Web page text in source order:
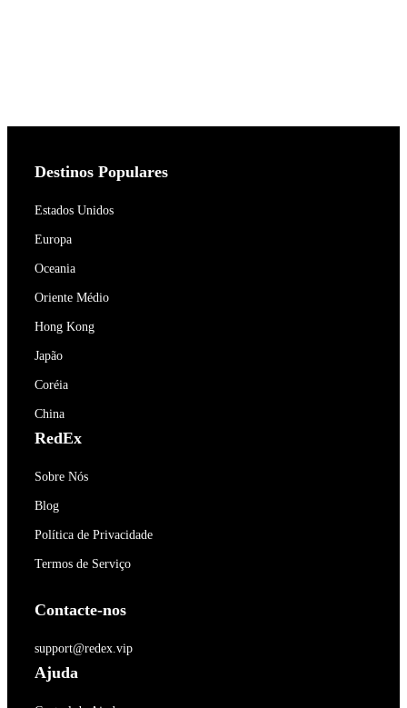
Destinos Populares
Estados Unidos
Europa
Oceania
Oriente Médio
Hong Kong
Japão
Coréia
China
RedEx
Sobre Nós
Blog
Política de Privacidade
Termos de Serviço
Contacte-nos
support@redex.vip
Ajuda